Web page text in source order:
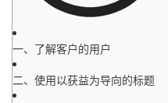
一、了解客户的用户
二、使用以获益为导向的标题